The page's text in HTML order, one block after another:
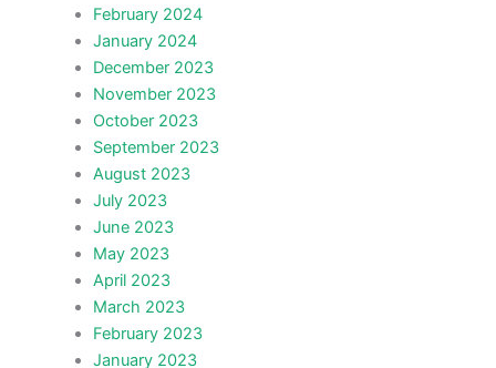
February 2024
January 2024
December 2023
November 2023
October 2023
September 2023
August 2023
July 2023
June 2023
May 2023
April 2023
March 2023
February 2023
January 2023